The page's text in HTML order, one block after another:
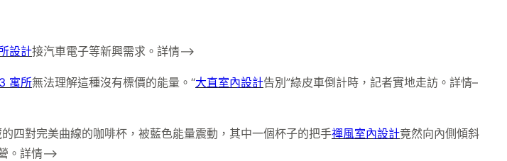
設計接汽車電子等新興需求。詳情–>
寓所無法理解這種沒有標價的能量。“大直室內設計告別”綠皮車倒計時，記者實地走訪。詳情–
四對完美曲線的咖啡杯，被藍色能量震動，其中一個杯子的把手禪風室內設計竟然向內側傾斜
。詳情–>